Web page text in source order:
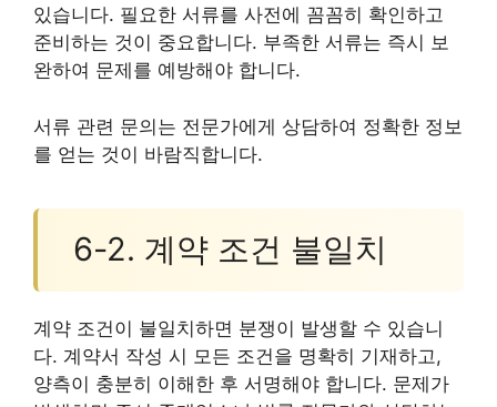
있습니다. 필요한 서류를 사전에 꼼꼼히 확인하고
준비하는 것이 중요합니다. 부족한 서류는 즉시 보
완하여 문제를 예방해야 합니다.
서류 관련 문의는 전문가에게 상담하여 정확한 정보
를 얻는 것이 바람직합니다.
6-2. 계약 조건 불일치
계약 조건이 불일치하면 분쟁이 발생할 수 있습니
다. 계약서 작성 시 모든 조건을 명확히 기재하고,
양측이 충분히 이해한 후 서명해야 합니다. 문제가